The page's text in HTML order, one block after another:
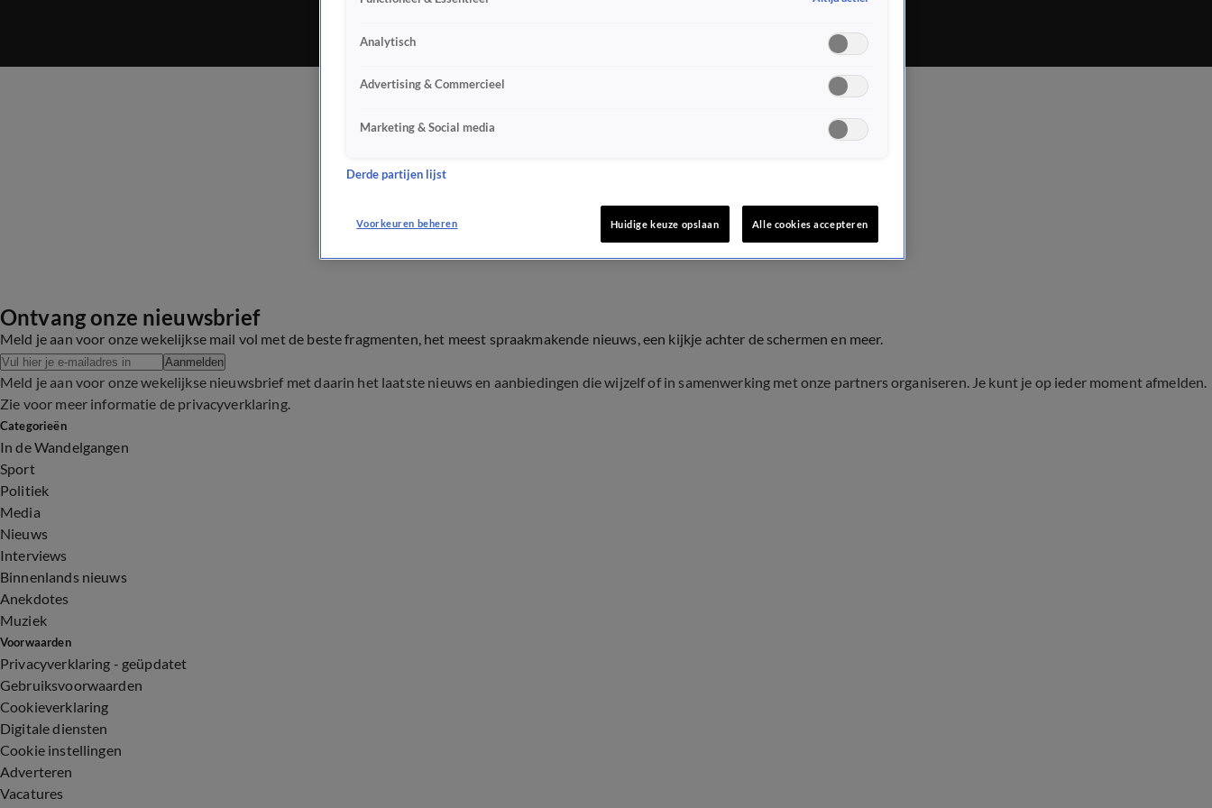
Ontvang onze nieuwsbrief
Meld je aan voor onze wekelijkse mail vol met de beste fragmenten, het meest spraakmakende nieuws, een kijkje achter de schermen en meer.
Aanmelden
Meld je aan voor onze wekelijkse nieuwsbrief met daarin het laatste nieuws en aanbiedingen die wijzelf of in samenwerking met onze partners organiseren. Je kunt je op ieder moment afmelden.
Zie voor meer informatie de privacyverklaring.
Categorieën
In de Wandelgangen
Sport
Politiek
Media
Nieuws
Interviews
Binnenlands nieuws
Anekdotes
Muziek
Voorwaarden
Privacyverklaring - geüpdatet
Gebruiksvoorwaarden
Cookieverklaring
Digitale diensten
Cookie instellingen
Adverteren
Vacatures
Analytisch
Advertising & Commercieel
Marketing & Social media
Derde partijen lijst
Voorkeuren beheren Huidige keuze opslaan Alle cookies accepteren